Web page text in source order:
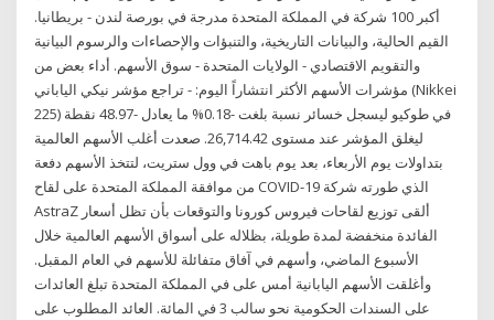
أكبر 100 شركة في المملكة المتحدة مدرجة في بورصة لندن - بريطانيا.
القيم الحالية، والبيانات التاريخية، والتنبؤات والإحصاءات والرسوم البيانية
والتقويم الاقتصادي - الولايات المتحدة - سوق الأسهم. أداء بعض من
مؤشرات الأسهم الأكثر انتشاراً اليوم: - تراجع مؤشر نيكي الياباني (Nikkei
225) في طوكيو ليسجل خسائر نسبة بلغت -0.18% ما يعادل -48.97 نقطة
ليغلق المؤشر عند مستوى 26,714.42. صعدت أغلب الأسهم العالمية
بتداولات يوم الأربعاء، بعد يوم باهت في وول ستريت، لتتخذ الأسهم دفعة
من موافقة المملكة المتحدة على لقاح COVID-19 الذي طورته شركة
AstraZ ألقى توزيع لقاحات فيروس كورونا والتوقعات بأن تظل أسعار
الفائدة منخفضة لمدة طويلة، بظلاله على أسواق الأسهم العالمية خلال
الأسبوع الماضي، وأسهم في آفاق متفائلة للأسهم في العام المقبل.
وأغلقت الأسهم اليابانية أمس على في المملكة المتحدة تبلغ العائدات
على السندات الحكومية نحو سالب 3 في المائة. العائد المطلوب على